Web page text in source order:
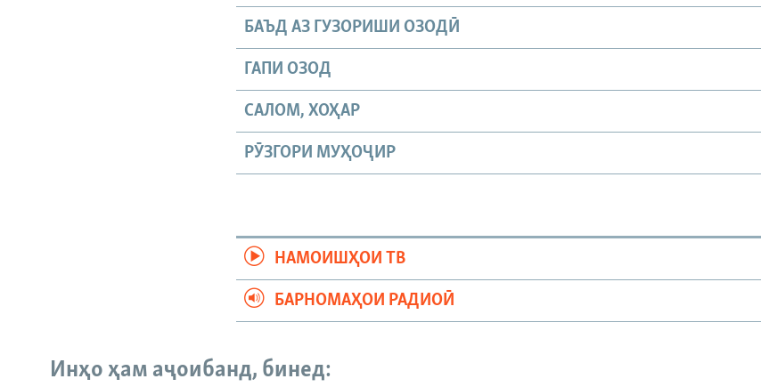
БАЪД АЗ ГУЗОРИШИ ОЗОДӢ
ГАПИ ОЗОД
САЛОМ, ХОҲАР
РӮЗГОРИ МУҲОҶИР
НАМОИШҲОИ ТВ
БАРНОМАҲОИ РАДИОӢ
Инҳо ҳам аҷоибанд, бинед: